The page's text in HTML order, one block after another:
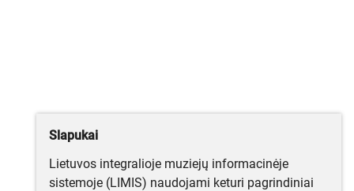
Slapukai
Lietuvos integralioje muziejų informacinėje
sistemoje (LIMIS) naudojami keturi pagrindiniai